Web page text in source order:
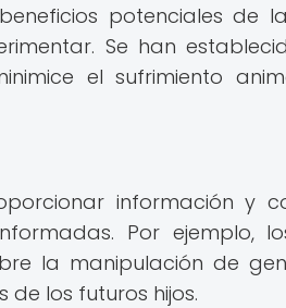
potenciales de
Se han
el sufrimiento
información y
Por ejemplo,
la manipulación de
los futuros hijos.